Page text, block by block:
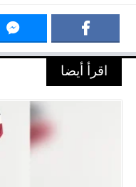
اقرأ أيضا